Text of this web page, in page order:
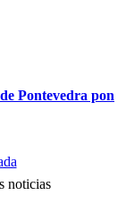
Pontevedra pon
noticias